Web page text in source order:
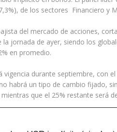
de los sectores Financiero y
del mercado de acciones,
jornada de ayer, siendo los
en promedio.
durante septiembre, con
habrá un tipo de cambio fijado,
que el 25% restante será